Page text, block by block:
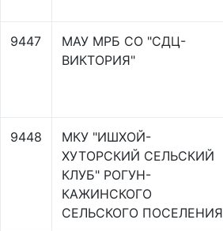
9447
МАУ МРБ СО "СДЦ-
ВИКТОРИЯ"
9448
МКУ "ИШХОЙ-
ХУТОРСКИЙ СЕЛЬСКИЙ
КЛУБ" РОГУН-
КАЖИНСКОГО
СЕЛЬСКОГО ПОСЕЛЕНИЯ